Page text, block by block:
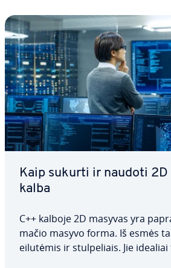
Kaip sukurti ir naudoti 2D
kalba
C++ kalboje 2D masyvas yra
ma­čio masyvo forma. Iš esmės
eilutėmis ir stul­pe­liais. Jie